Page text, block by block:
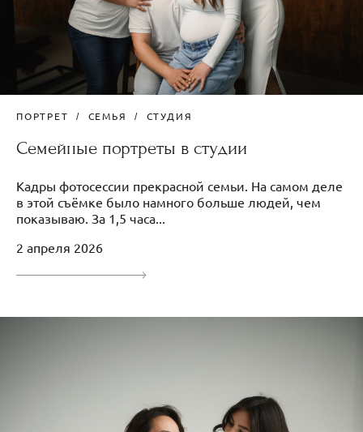
ПОРТРЕТ СЕМЬЯ СТУДИЯ
Семейные портреты в студии
Кадры фотосессии прекрасной семьи. На самом деле
в этой съёмке было намного больше людей, чем
показываю. За 1,5 часа...
2 апреля 2026